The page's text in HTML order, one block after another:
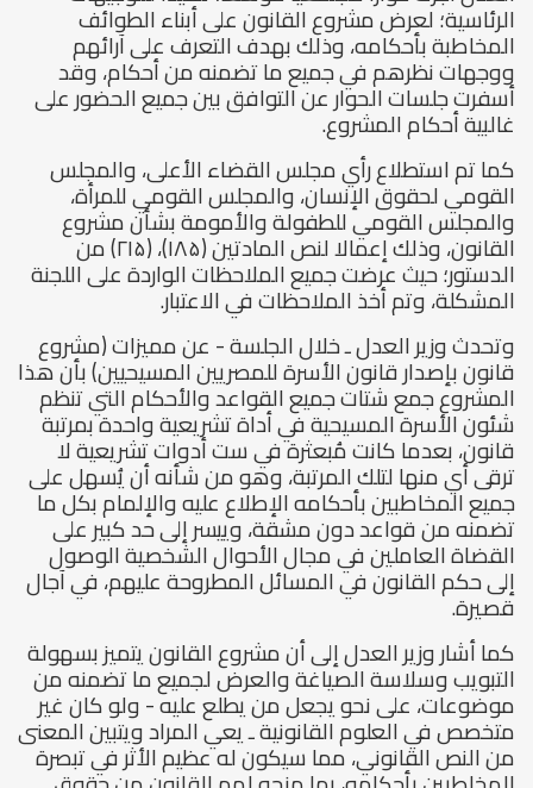
الرئاسية؛ لعرض مشروع القانون على أبناء الطوائف
المخاطبة بأحكامه، وذلك بهدف التعرف على آرائهم
ووجهات نظرهم في جميع ما تضمنه من أحكام، وقد
أسفرت جلسات الحوار عن التوافق بين جميع الحضور على
غالبية أحكام المشروع.
كما تم استطلاع رأي مجلس القضاء الأعلى، والمجلس
القومي لحقوق الإنسان، والمجلس القومي للمرأة،
والمجلس القومي للطفولة والأمومة بشأن مشروع
القانون، وذلك إعمالا لنص المادتين (۱۸۵)، (۲۱۵) من
الدستور؛ حيث عرضت جميع الملاحظات الواردة على اللجنة
المشكلة، وتم أخذ الملاحظات في الاعتبار.
وتحدث وزير العدل ـ خلال الجلسة - عن مميزات (مشروع
قانون بإصدار قانون الأسرة للمصريين المسيحيين) بأن هذا
المشروع جمع شتات جميع القواعد والأحكام التي تنظم
شئون الأسرة المسيحية في أداة تشريعية واحدة بمرتبة
قانون، بعدما كانت مُبعثرة في ست أدوات تشريعية لا
ترقى أي منها لتلك المرتبة، وهو من شأنه أن يُسهل على
جميع المخاطبين بأحكامه الإطلاع عليه والإلمام بكل ما
تضمنه من قواعد دون مشقة، وييسر إلى حد كبير على
القضاة العاملين في مجال الأحوال الشخصية الوصول
إلى حكم القانون في المسائل المطروحة عليهم، في آجال
قصيرة.
كما أشار وزير العدل إلى أن مشروع القانون يتميز بسهولة
التبويب وسلاسة الصياغة والعرض لجميع ما تضمنه من
موضوعات، على نحو يجعل من يطلع عليه - ولو كان غير
متخصص في العلوم القانونية ـ يعي المراد ويتبين المعنى
من النص القانوني، مما سيكون له عظيم الأثر في تبصرة